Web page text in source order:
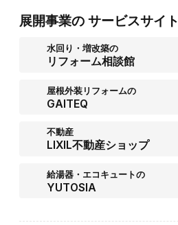
展開事業の サービスサイト
水回り・増改築の
リフォーム相談館
屋根外装リフォームの
GAITEQ
不動産
LIXIL不動産ショップ
給湯器・エコキュートの
YUTOSIA